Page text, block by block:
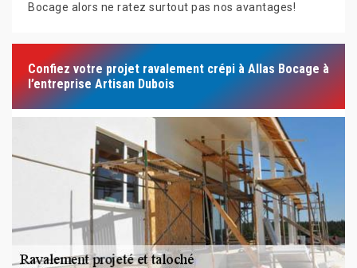
Bocage alors ne ratez surtout pas nos avantages!
Confiez votre projet ravalement crépi à Allas Bocage à
l’entreprise Artisan Dubois